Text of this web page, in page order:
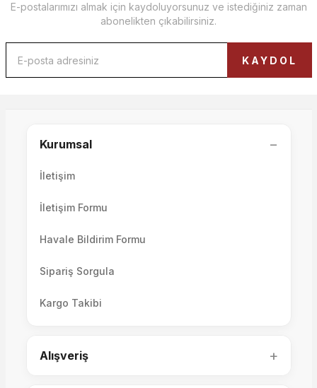
Volo & Como Collection Koltuk Takımı ve Tetri Berjersiz
E-postalarımızı almak için kaydoluyorsunuz ve istediğiniz zaman
abonelikten çıkabilirsiniz.
KAYDOL
Kurumsal −
İletişim
İletişim Formu
Havale Bildirim Formu
Sipariş Sorgula
Kargo Takibi
Alışveriş +